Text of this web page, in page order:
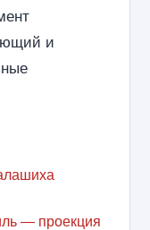
и
— проекция